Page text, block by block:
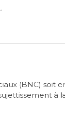
(BNC) soit
à